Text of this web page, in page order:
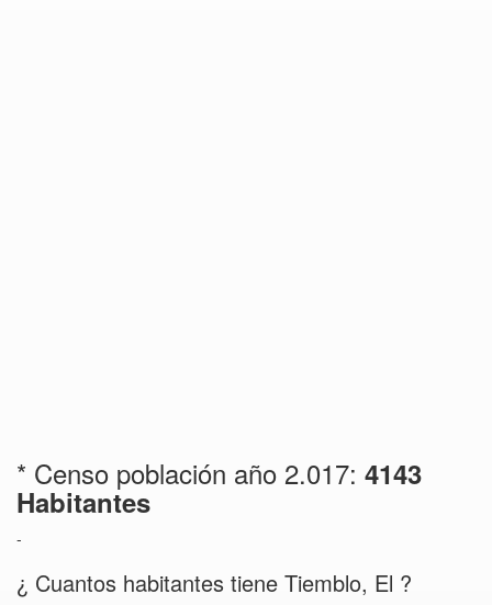
* Censo población año 2.017: 4143
Habitantes
-
¿ Cuantos habitantes tiene Tiemblo, El ?